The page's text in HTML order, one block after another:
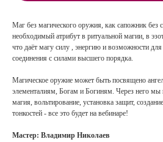
Маг без магического оружия, как сапожник без
необходимый атрибут в ритуальной магии, в
что даёт магу силу , энергию и возможности
соединения с силами высшего порядка.
Магическое оружие может быть посвящено
элементалиям, Богам и Богиням. Через него
магия, вольтирование, установка защит,
тонкостей - все это будет на вебинаре!
Мастер: Владимир Николаев